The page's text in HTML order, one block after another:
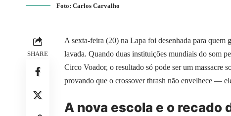
Foto: Carlos Carvalho
SHARE
A sexta-feira (20) na Lapa foi desenhada para quem
lavada. Quando duas instituições mundiais do som
Circo Voador, o resultado só pode ser um massacre
provando que o crossover thrash não envelhece —
A nova escola e o recado